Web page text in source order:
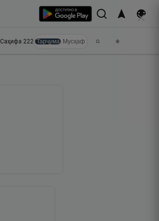
Саҳифа 222 Тарҷума Мусҳаф